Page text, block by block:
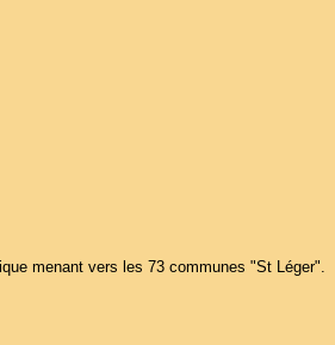
menant vers les 73 communes "St Léger".